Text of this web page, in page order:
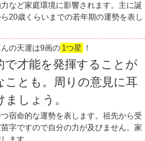
など家庭環境に影響されます。主に誕
20歳くらいまでの若年期の運勢を表し
の天運は9画の 1つ星 ！
で才能を発揮することが
ことも。周りの意見に耳
ましょう。
宿命的な運勢を表します。祖先から受
字ですので自分の力が及びません。家
ます。